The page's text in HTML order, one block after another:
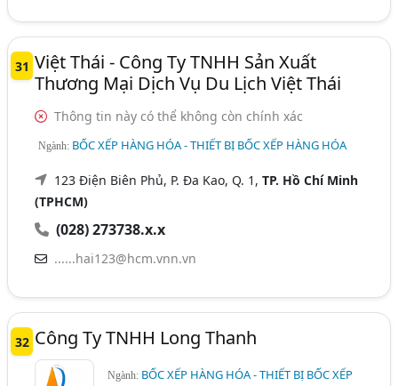
31 Việt Thái - Công Ty TNHH Sản Xuất
Thương Mại Dịch Vụ Du Lịch Việt Thái
Thông tin này có thể không còn chính xác
Ngành: BỐC XẾP HÀNG HÓA - THIẾT BỊ BỐC XẾP HÀNG HÓA
123 Điện Biên Phủ, P. Đa Kao, Q. 1,TP. Hồ Chí Minh
(TPHCM)
(028) 273738.x.x
......hai123@hcm.vnn.vn
32 Công Ty TNHH Long Thanh
Ngành: BỐC XẾP HÀNG HÓA - THIẾT BỊ BỐC XẾP